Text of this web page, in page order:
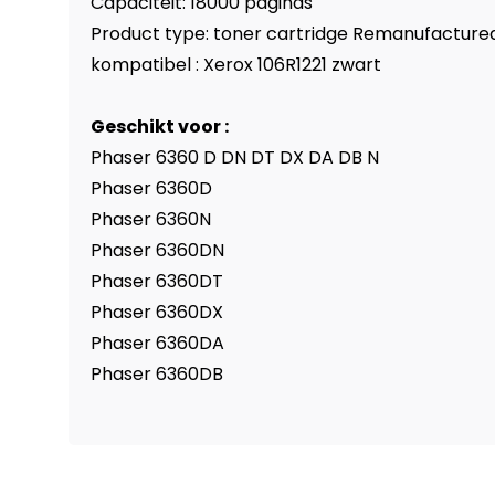
Product type: toner cartridge
kompatibel : Xerox 106R1221 zwart
Geschikt voor :
Phaser 6360 D DN DT DX DA DB N
Phaser 6360D
Phaser 6360N
Phaser 6360DN
Phaser 6360DT
Phaser 6360DX
Phaser 6360DA
Phaser 6360DB